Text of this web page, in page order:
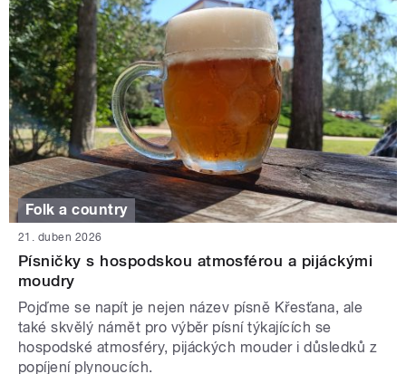
Folk a country
21. duben 2026
Písničky s hospodskou atmosférou a pijáckými
moudry
Pojďme se napít je nejen název písně Křesťana, ale
také skvělý námět pro výběr písní týkajících se
hospodské atmosféry, pijáckých mouder i důsledků z
popíjení plynoucích.